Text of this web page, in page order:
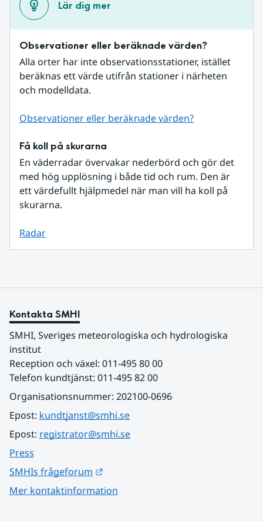
Lär dig mer
Observationer eller beräknade värden?
Alla orter har inte observationsstationer, istället
beräknas ett värde utifrån stationer i närheten
och modelldata.
Observationer eller beräknade värden?
Få koll på skurarna
En väderradar övervakar nederbörd och gör det
med hög upplösning i både tid och rum. Den är
ett värdefullt hjälpmedel när man vill ha koll på
skurarna.
Radar
Kontakta SMHI
SMHI, Sveriges meteorologiska och hydrologiska
institut
Reception och växel: 011-495 80 00
Telefon kundtjänst: 011-495 82 00
Organisationsnummer: 202100-0696
Epost: kundtjanst@smhi.se
Epost: registrator@smhi.se
Press
SMHIs frågeforum
Mer kontaktinformation